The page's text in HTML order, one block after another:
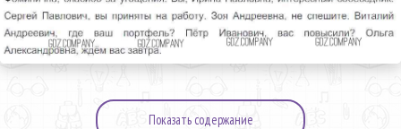
Показать содержание